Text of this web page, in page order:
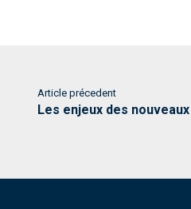
Article précedent
Les enjeux des